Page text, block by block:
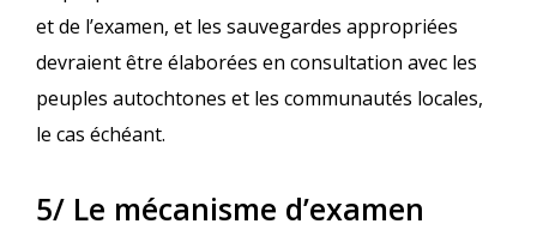
et de l’examen, et les sauvegardes appropriées
devraient être élaborées en consultation avec les
peuples autochtones et les communautés locales,
le cas échéant.
5/ Le mécanisme d’examen